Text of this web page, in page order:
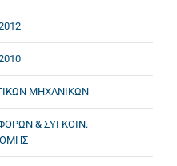
ΜΗΧΑΝΙΚΩΝ
& ΣΥΓΚΟΙΝ.